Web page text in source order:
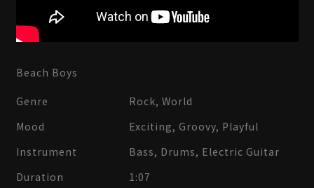
Beach Boys
Genre
Rock, World
Mood
Exciting, Groovy, Playful
Instrument
Bass, Drums, Electric Guitar
Duration
1:07